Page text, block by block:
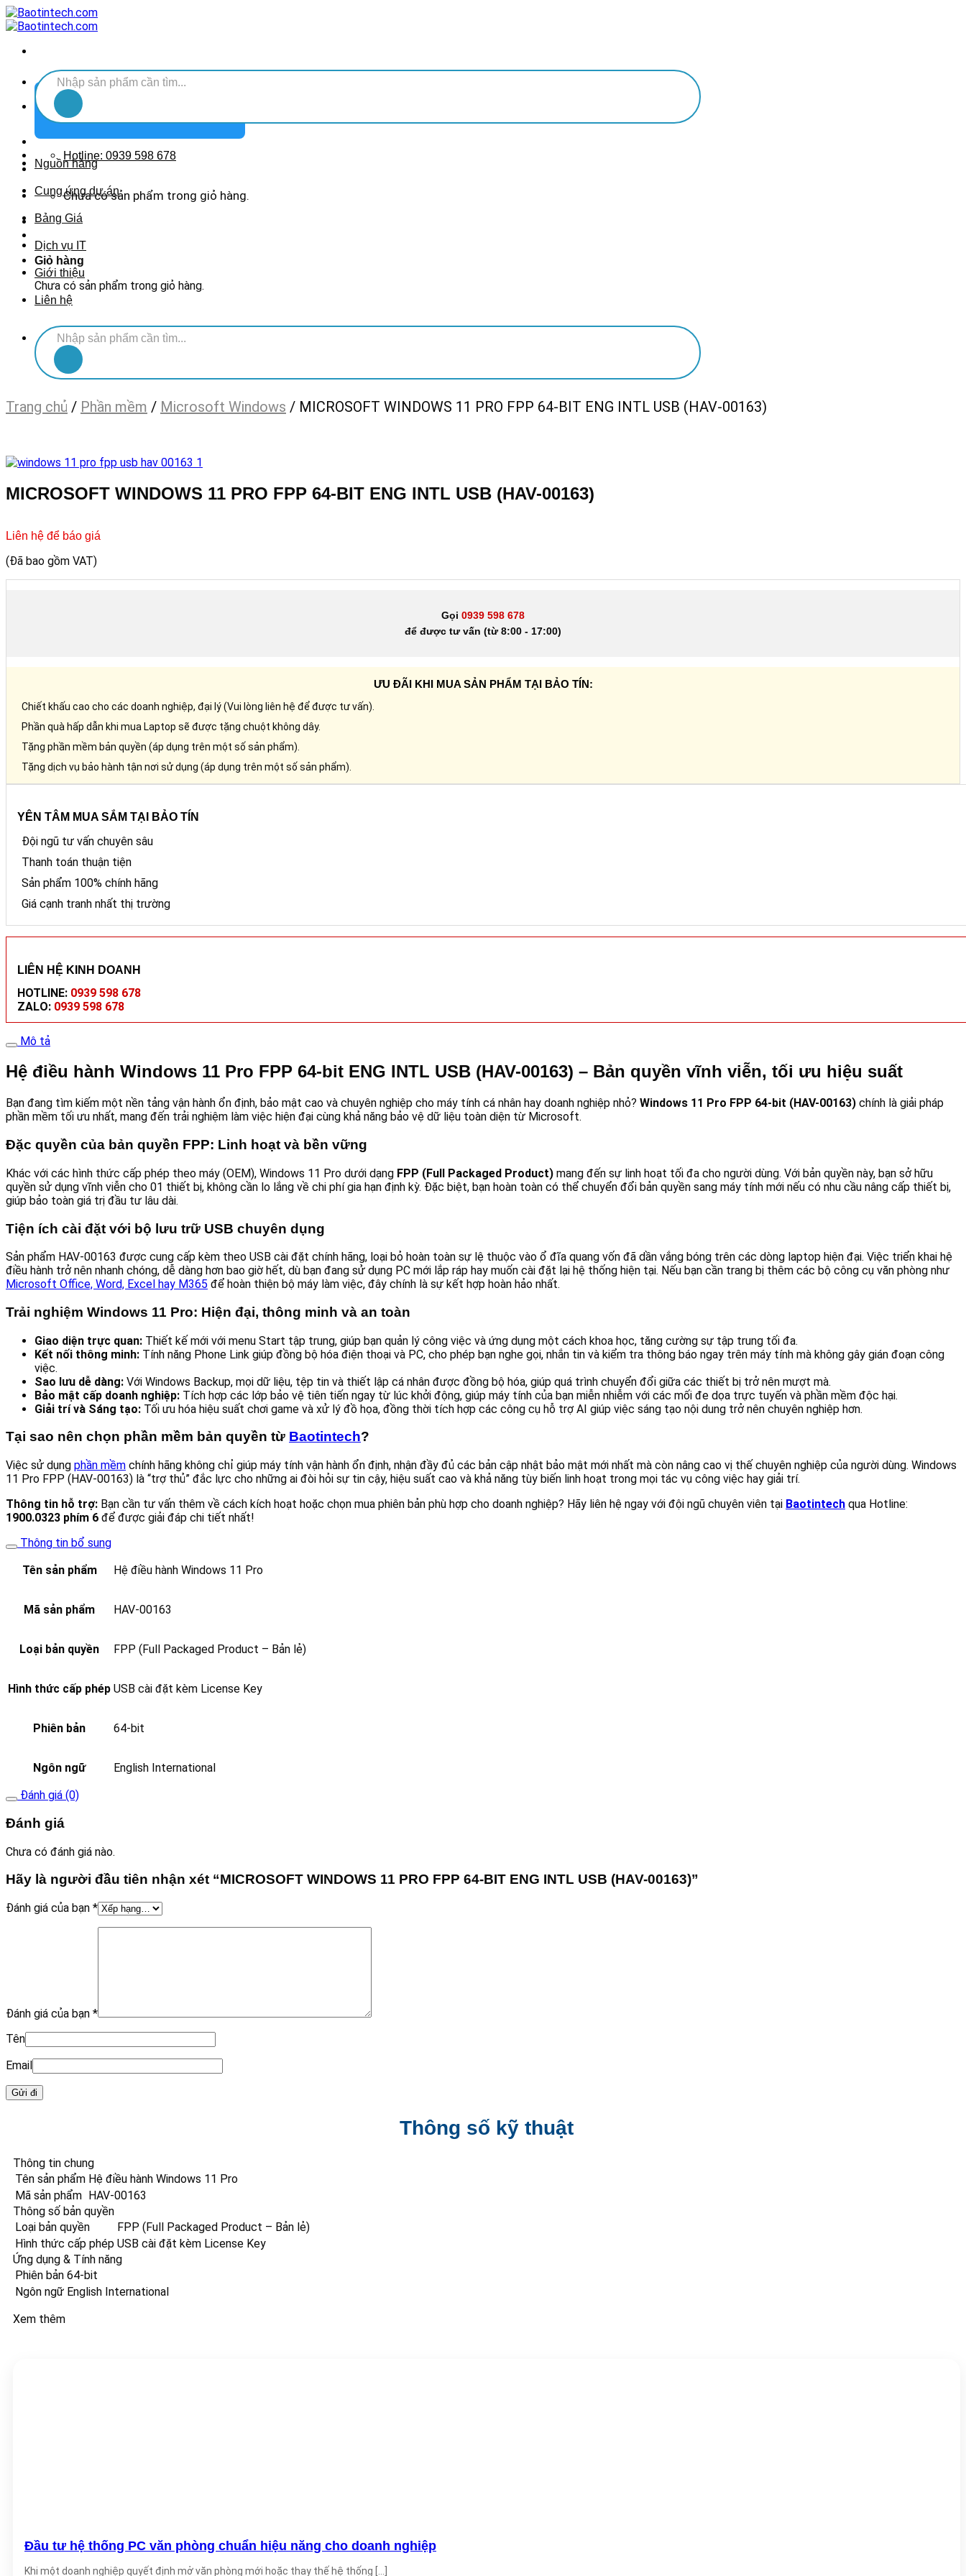
Chuyển
đến
dung
Tìm
kiếm:
Hotline: 0939 598 678
Chưa có sản phẩm trong giỏ hàng.
Giỏ hàng
Chưa có sản phẩm trong giỏ hàng.
DANH MỤC SẢN PHẨM
Nguồn hàng
Cung ứng dự án
Bảng Giá
Dịch vụ IT
Giới thiệu
Liên hệ
Tìm
kiếm:
Trang chủ / Phần mềm / Microsoft Windows / MICROSOFT WINDOWS 11 PRO FPP 64-BIT ENG INTL USB (HAV-00163)
MICROSOFT WINDOWS 11 PRO FPP 64-BIT ENG INTL USB (HAV-00163)
Liên hệ để báo giá
(Đã bao gồm VAT)
Gọi 0939 598 678
để được tư vấn (từ 8:00 - 17:00)
ƯU ĐÃI KHI MUA SẢN PHẨM TẠI BẢO TÍN:
Chiết khấu cao cho các doanh nghiệp, đại lý (Vui lòng liên hệ để được tư vấn).
Phần quà hấp dẫn khi mua Laptop sẽ được tặng chuột không dây.
Tặng phần mềm bản quyền (áp dụng trên một số sản phẩm).
Tặng dịch vụ bảo hành tận nơi sử dụng (áp dụng trên một số sản phẩm).
YÊN TÂM MUA SẮM TẠI BẢO TÍN
Đội ngũ tư vấn chuyên sâu
Thanh toán thuận tiện
Sản phẩm 100% chính hãng
Giá cạnh tranh nhất thị trường
LIÊN HỆ KINH DOANH
HOTLINE: 0939 598 678
ZALO: 0939 598 678
Mô tả
Hệ điều hành Windows 11 Pro FPP 64-bit ENG INTL USB (HAV-00163) – Bản quyền vĩnh viễn, tối ưu hiệu suất
Bạn đang tìm kiếm một nền tảng vận hành ổn định, bảo mật cao và chuyên nghiệp cho máy tính cá nhân hay doanh nghiệp nhỏ? Windows 11 Pro FPP 64-bit (HAV-00163) chính là giải pháp
phần mềm tối ưu nhất, mang đến trải nghiệm làm việc hiện đại cùng khả năng bảo vệ dữ liệu toàn diện từ Microsoft.
Đặc quyền của bản quyền FPP: Linh hoạt và bền vững
Khác với các hình thức cấp phép theo máy (OEM), Windows 11 Pro dưới dạng FPP (Full Packaged Product) mang đến sự linh hoạt tối đa cho người dùng. Với bản quyền này, bạn sở hữu
quyền sử dụng vĩnh viễn cho 01 thiết bị, không cần lo lắng về chi phí gia hạn định kỳ. Đặc biệt, bạn hoàn toàn có thể chuyển đổi bản quyền sang máy tính mới nếu có nhu cầu nâng cấp thiết bị,
giúp bảo toàn giá trị đầu tư lâu dài.
Tiện ích cài đặt với bộ lưu trữ USB chuyên dụng
Sản phẩm HAV-00163 được cung cấp kèm theo USB cài đặt chính hãng, loại bỏ hoàn toàn sự lệ thuộc vào ổ đĩa quang vốn đã dần vắng bóng trên các dòng laptop hiện đại. Việc triển khai hệ
điều hành trở nên nhanh chóng, dễ dàng hơn bao giờ hết, dù bạn đang sử dụng PC mới lắp ráp hay muốn cài đặt lại hệ thống hiện tại. Nếu bạn cần trang bị thêm các bộ công cụ văn phòng như
Microsoft Office, Word, Excel hay M365 để hoàn thiện bộ máy làm việc, đây chính là sự kết hợp hoàn hảo nhất.
Trải nghiệm Windows 11 Pro: Hiện đại, thông minh và an toàn
Giao diện trực quan: Thiết kế mới với menu Start tập trung, giúp bạn quản lý công việc và ứng dụng một cách khoa học, tăng cường sự tập trung tối đa.
Kết nối thông minh: Tính năng Phone Link giúp đồng bộ hóa điện thoại và PC, cho phép bạn nghe gọi, nhắn tin và kiểm tra thông báo ngay trên máy tính mà không gây gián đoạn công
việc.
Sao lưu dễ dàng: Với Windows Backup, mọi dữ liệu, tệp tin và thiết lập cá nhân được đồng bộ hóa, giúp quá trình chuyển đổi giữa các thiết bị trở nên mượt mà.
Bảo mật cấp doanh nghiệp: Tích hợp các lớp bảo vệ tiên tiến ngay từ lúc khởi động, giúp máy tính của bạn miễn nhiễm với các mối đe dọa trực tuyến và phần mềm độc hại.
Giải trí và Sáng tạo: Tối ưu hóa hiệu suất chơi game và xử lý đồ họa, đồng thời tích hợp các công cụ hỗ trợ AI giúp việc sáng tạo nội dung trở nên chuyên nghiệp hơn.
Tại sao nên chọn phần mềm bản quyền từ Baotintech?
Việc sử dụng phần mềm chính hãng không chỉ giúp máy tính vận hành ổn định, nhận đầy đủ các bản cập nhật bảo mật mới nhất mà còn nâng cao vị thế chuyên nghiệp của người dùng. Windows
11 Pro FPP (HAV-00163) là “trợ thủ” đắc lực cho những ai đòi hỏi sự tin cậy, hiệu suất cao và khả năng tùy biến linh hoạt trong mọi tác vụ công việc hay giải trí.
Thông tin hỗ trợ: Bạn cần tư vấn thêm về cách kích hoạt hoặc chọn mua phiên bản phù hợp cho doanh nghiệp? Hãy liên hệ ngay với đội ngũ chuyên viên tại Baotintech qua Hotline:
1900.0323 phím 6 để được giải đáp chi tiết nhất!
Thông tin bổ sung
Tên sản phẩm
Hệ điều hành Windows 11 Pro
Mã sản phẩm HAV-00163
Loại bản quyền FPP (Full Packaged Product – Bản lẻ)
Hình thức cấp phép USB cài đặt kèm License Key
Phiên bản 64-bit
Ngôn ngữ
English International
Đánh giá (0)
Đánh giá
Chưa có đánh giá nào.
Hãy là người đầu tiên nhận xét “MICROSOFT WINDOWS 11 PRO FPP 64-BIT ENG INTL USB (HAV-00163)”
Đánh giá của bạn *
Đánh giá của bạn *
Tên
Email
Thông số kỹ thuật
Thông tin chung
Tên sản phẩm Hệ điều hành Windows 11 Pro
Mã sản phẩm HAV-00163
Thông số bản quyền
Loại bản quyền
FPP (Full Packaged Product – Bản lẻ)
Hình thức cấp phép USB cài đặt kèm License Key
Ứng dụng & Tính năng
Phiên bản 64-bit
Ngôn ngữ English International
Xem thêm
Đầu tư hệ thống PC văn phòng chuẩn hiệu năng cho doanh nghiệp
Khi một doanh nghiệp quyết định mở văn phòng mới hoặc thay thế hệ thống [...]